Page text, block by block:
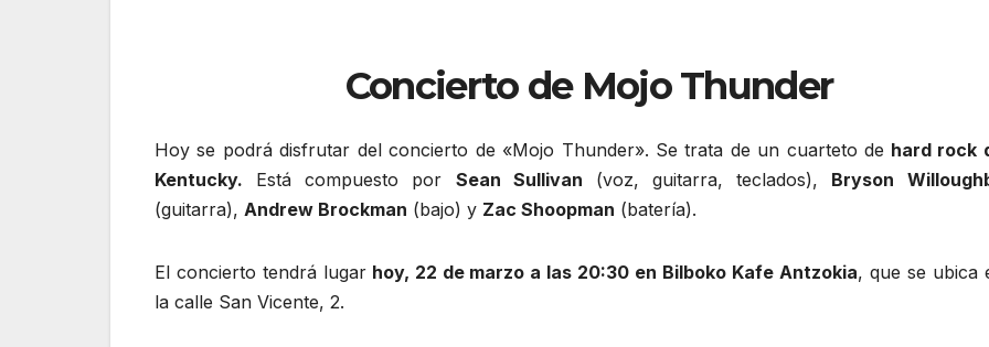
Concierto de Mojo Thunder
Hoy se podrá disfrutar del concierto de «Mojo Thunder». Se trata de un cuarteto de hard rock
Kentucky. Está compuesto por Sean Sullivan (voz, guitarra, teclados), Bryson
(guitarra), Andrew Brockman (bajo) y Zac Shoopman (batería).
El concierto tendrá lugarhoy, 22 de marzo a las 20:30 en Bilboko Kafe Antzokia, que se ubica
la calle San Vicente, 2.